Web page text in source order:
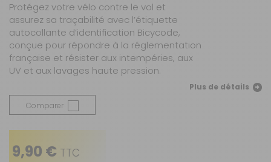
Protégez votre vélo contre le vol et
assurez sa traçabilité avec l’étiquette
autocollante d’identification Bicycode,
conçue pour répondre à la réglementation
française et résister aux intempéries, aux
UV et aux lavages haute pression.
Plus de détails
Comparer
9,90 € TTC